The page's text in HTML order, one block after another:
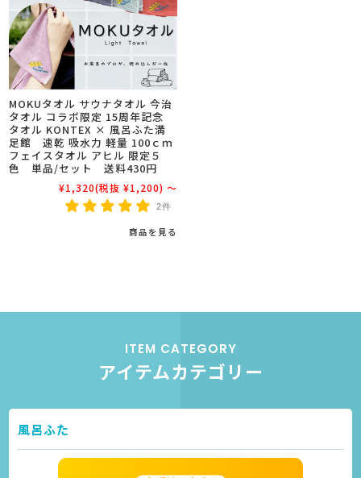
MOKUタオル サウナタオル 今治
タオル コラボ限定 15周年記念
タオル KONTEX × 風呂ふた満
足館 速乾 吸水力 軽量 100ｃｍ
フェイスタオル アヒル 限定５
色 単品/セット 送料430円
¥1,320(税抜 ¥1,200) ～
2件
商品を見る
ITEM CATEGORY
アイテムカテゴリー
風呂ふた